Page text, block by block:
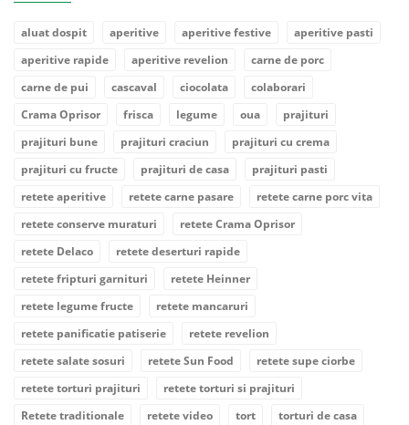
aluat dospit aperitive aperitive festive
aperitive pasti
aperitive rapide
aperitive revelion
carne de porc
carne de pui
cascaval ciocolata
colaborari
Crama Oprisor
frisca legume oua
prajituri
prajituri bune
prajituri craciun
prajituri cu crema
prajituri cu fructe
prajituri de casa
prajituri pasti
retete aperitive
retete carne pasare
retete carne porc vita
retete conserve muraturi
retete Crama Oprisor
retete Delaco
retete deserturi rapide
retete fripturi garnituri
retete Heinner
retete legume fructe
retete mancaruri
retete panificatie patiserie
retete revelion
retete salate sosuri
retete Sun Food
retete supe ciorbe
retete torturi prajituri
retete torturi si prajituri
Retete traditionale
retete video tort
torturi de casa